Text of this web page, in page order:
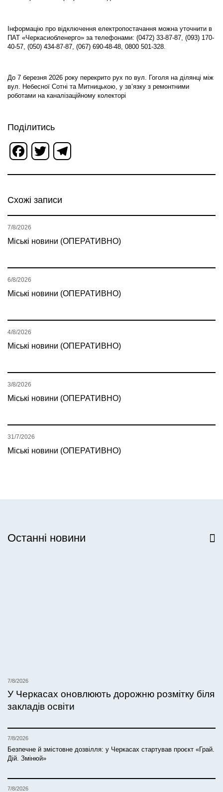
Інформацію про відключення електропостачання можна уточнити в
ПАТ «Черкасиобленерго» за телефонами: (0472) 33-87-87, (093) 170-
40-57, (050) 434-87-87, (067) 690-48-48, 0800 501-328.
До 7 березня 2026 року перекрито рух по вул. Гоголя на ділянці між
вул. Небесної Сотні та Митницькою, у зв’язку з ремонтними
роботами на каналізаційному колекторі
Поділитись
Facebook
Twitter
Схожі записи
Міські новини (ОПЕРАТИВНО)
7/8/2026
Міські новини (ОПЕРАТИВНО)
6/8/2026
Міські новини (ОПЕРАТИВНО)
4/8/2026
Міські новини (ОПЕРАТИВНО)
3/8/2026
Міські новини (ОПЕРАТИВНО)
31/7/2026
Останні новини
7/8/2026
У Черкасах оновлюють дорожню розмітку біля
закладів освіти
7/8/2026
Безпечне й змістовне дозвілля: у Черкасах стартував проєкт «Грай.
Дій. Змінюй»
7/8/2026